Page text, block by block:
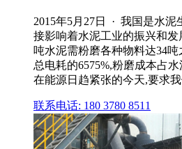
2015年5月27日 · 我国是水泥
接影响着水泥工业的振兴和
吨水泥需粉磨各种物料达34
总电耗的6575%,粉磨成本占
在能源日趋紧张的今天,要求
联系电话: 180 3780 8511